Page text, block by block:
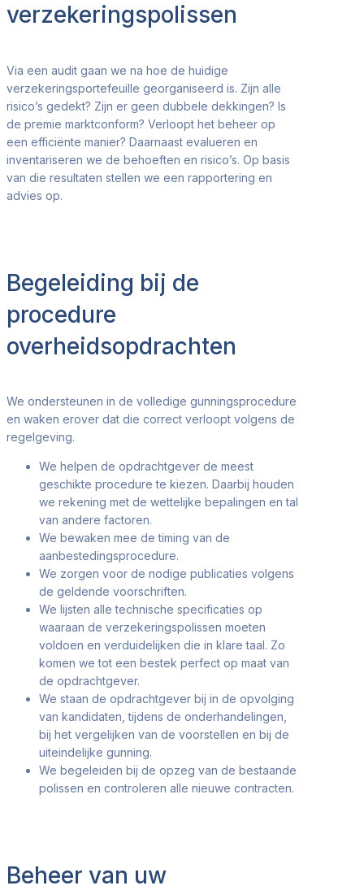
verzekeringspolissen
Via een audit gaan we na hoe de huidige
verzekeringsportefeuille georganiseerd is. Zijn alle
risico’s gedekt? Zijn er geen dubbele dekkingen? Is
de premie marktconform? Verloopt het beheer op
een efficiënte manier? Daarnaast evalueren en
inventariseren we de behoeften en risico’s. Op basis
van die resultaten stellen we een rapportering en
advies op.
Begeleiding bij de
procedure
overheidsopdrachten
We ondersteunen in de volledige gunningsprocedure
en waken erover dat die correct verloopt volgens de
regelgeving.
We helpen de opdrachtgever de meest
geschikte procedure te kiezen. Daarbij houden
we rekening met de wettelijke bepalingen en tal
van andere factoren.
We bewaken mee de timing van de
aanbestedingsprocedure.
We zorgen voor de nodige publicaties volgens
de geldende voorschriften.
We lijsten alle technische specificaties op
waaraan de verzekeringspolissen moeten
voldoen en verduidelijken die in klare taal. Zo
komen we tot een bestek perfect op maat van
de opdrachtgever.
We staan de opdrachtgever bij in de opvolging
van kandidaten, tijdens de onderhandelingen,
bij het vergelijken van de voorstellen en bij de
uiteindelijke gunning.
We begeleiden bij de opzeg van de bestaande
polissen en controleren alle nieuwe contracten.
Beheer van uw